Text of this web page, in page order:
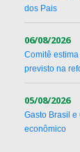
dos Pais
06/08/2026
Comitê
previsto na
05/08/2026
Gasto Brasil
econômico